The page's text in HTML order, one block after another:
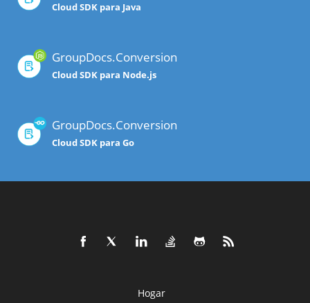
Cloud SDK para Java
GroupDocs.Conversion
Cloud SDK para Node.js
GroupDocs.Conversion
Cloud SDK para Go
Hogar